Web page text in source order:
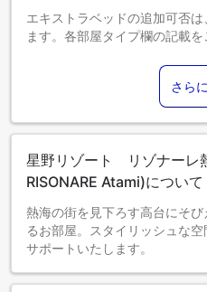
エキストラベッドの追加可否
ます。各部屋タイプ欄の記載を
さら
星野リゾート リゾナーレ
RISONARE Atami)について
熱海の街を見下ろす高台にそ
るお部屋。スタイリッシュな
サポートいたします。